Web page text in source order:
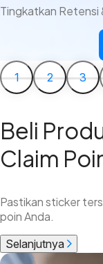
Tingkatkan Retensi
1 2 3
Beli
Claim
Pastikan sticker
poin Anda.
Selanjutnya